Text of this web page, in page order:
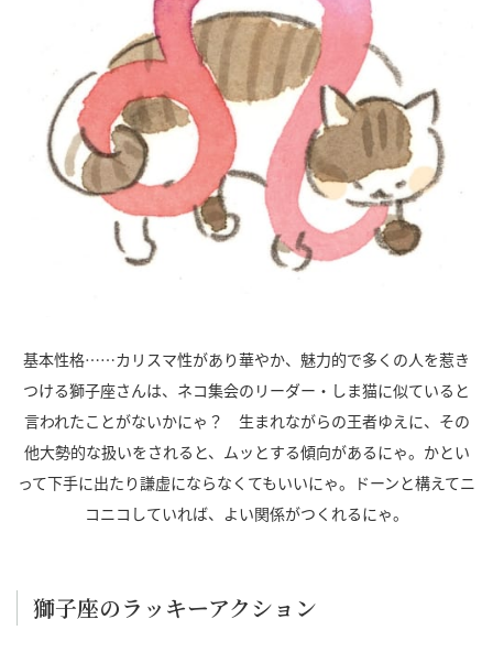
基本性格……カリスマ性があり華やか、魅力的で多くの人を惹き
つける獅子座さんは、ネコ集会のリーダー・しま猫に似ていると
言われたことがないかにゃ？ 生まれながらの王者ゆえに、その
他大勢的な扱いをされると、ムッとする傾向があるにゃ。かとい
って下手に出たり謙虚にならなくてもいいにゃ。ドーンと構えてニ
コニコしていれば、よい関係がつくれるにゃ。
獅子座のラッキーアクション